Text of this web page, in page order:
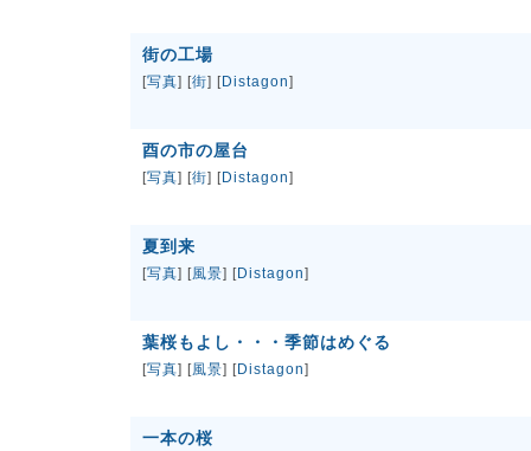
街の工場
[写真] [街] [Distagon]
酉の市の屋台
[写真] [街] [Distagon]
夏到来
[写真] [風景] [Distagon]
葉桜もよし・・・季節はめぐる
[写真] [風景] [Distagon]
一本の桜